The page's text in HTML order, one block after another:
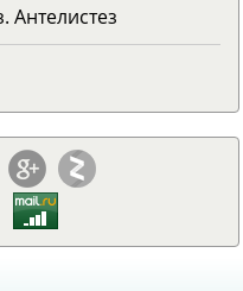
Антелистез